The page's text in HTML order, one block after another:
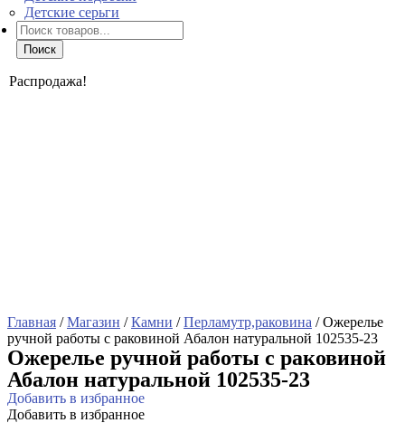
Детские серьги
Поиск
товаров
Поиск
Распродажа!
Главная /Магазин /Камни /Перламутр,раковина / Ожерелье
ручной работы с раковиной Абалон натуральной 102535-23
Ожерелье ручной работы с раковиной
Абалон натуральной 102535-23
Добавить в избранное
Добавить в избранное